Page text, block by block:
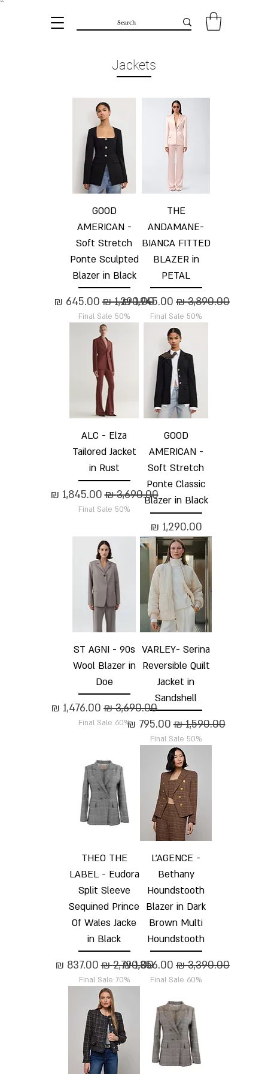
``​
Jackets
THE
ANDAMANE-
BIANCA FITTED
BLAZER in
PETAL
מחיר רגיל מחיר מבצע
Final Sale 50%
GOOD
AMERICAN -
Soft Stretch
Ponte Sculpted
Blazer in Black
מחיר רגיל מחיר מבצע
Final Sale 50%
GOOD
AMERICAN -
Soft Stretch
Ponte Classic
Blazer in Black
מחיר
ALC - Elza
Tailored Jacket
in Rust
מחיר רגיל‏3,690.00 ‏₪ מחיר מבצע
Final Sale 50%
VARLEY- Serina
Reversible Quilt
Jacket in
Sandshell
מחיר רגיל‏1,590.00 ‏₪ מחיר מבצע
Final Sale 50%
ST AGNI - 90s
Wool Blazer in
Doe
מחיר רגיל מחיר מבצע
Final Sale 60%
L'AGENCE -
Bethany
Houndstooth
Blazer in Dark
Brown Multi
Houndstooth
מחיר רגיל מחיר מבצע
Final Sale 60%
THEO THE
LABEL - Eudora
Split Sleeve
Sequined Prince
Of Wales Jacke
in Black
מחיר רגיל‏2,790.00 ‏₪ מחיר מבצע
Final Sale 70%